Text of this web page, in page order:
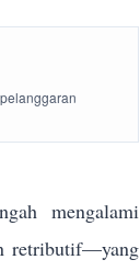
mengalami
retributif—yang